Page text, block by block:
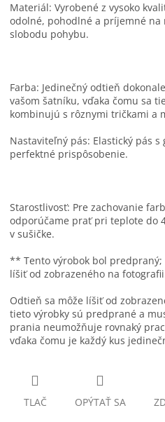
Materiál: Vyrobené z vysoko
odolné, pohodlné a príjemné na
slobodu pohybu.
Farba: Jedinečný odtieň
vašom šatníku, vďaka čomu sa
kombinujú s rôznymi tričkami a
Nastaviteľný pás: Elastický pás
perfektné prispôsobenie.
Starostlivosť: Pre zachovanie
odporúčame prať pri teplote do
v sušičke.
** Tento výrobok bol
líšiť od zobrazeného na
Odtieň sa môže líšiť od
tieto výrobky sú predprané a
prania neumožňuje rovnaký
vďaka čomu je každý kus
TLAČ OPÝTAŤ SA